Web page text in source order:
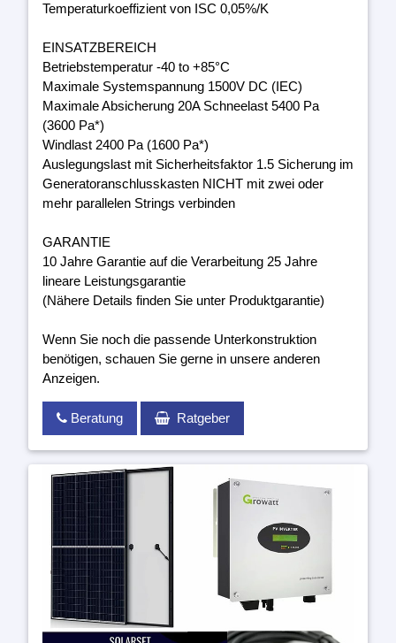
Temperaturkoeffizient von ISC 0,05%/K
EINSATZBEREICH
Betriebstemperatur -40 to +85°C
Maximale Systemspannung 1500V DC (IEC)
Maximale Absicherung 20A Schneelast 5400 Pa
(3600 Pa*)
Windlast 2400 Pa (1600 Pa*)
Auslegungslast mit Sicherheitsfaktor 1.5 Sicherung im
Generatoranschlusskasten NICHT mit zwei oder
mehr parallelen Strings verbinden
GARANTIE
10 Jahre Garantie auf die Verarbeitung 25 Jahre
lineare Leistungsgarantie
(Nähere Details finden Sie unter Produktgarantie)
Wenn Sie noch die passende Unterkonstruktion
benötigen, schauen Sie gerne in unsere anderen
Anzeigen.
Beratung Ratgeber